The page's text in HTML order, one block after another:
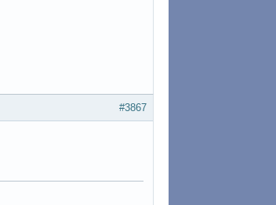
#3867